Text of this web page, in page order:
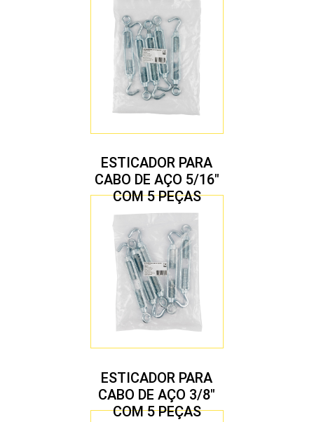
ESTICADOR PARA
CABO DE AÇO 5/16″
COM 5 PEÇAS
ESTICADOR PARA
CABO DE AÇO 3/8″
COM 5 PEÇAS